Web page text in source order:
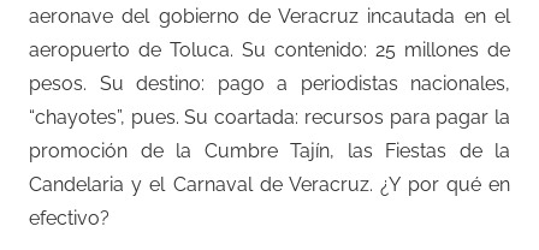
aeronave del gobierno de Veracruz incautada en el
aeropuerto de Toluca. Su contenido: 25 millones de
pesos. Su destino: pago a periodistas nacionales,
“chayotes”, pues. Su coartada: recursos para pagar la
promoción de la Cumbre Tajín, las Fiestas de la
Candelaria y el Carnaval de Veracruz. ¿Y por qué en
efectivo?